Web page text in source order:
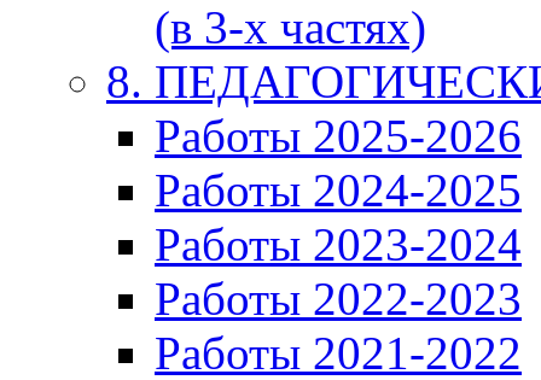
(в 3-х частях)
8.
Работы 2025-2026
Работы 2024-2025
Работы 2023-2024
Работы 2022-2023
Работы 2021-2022